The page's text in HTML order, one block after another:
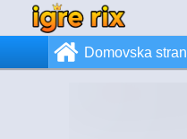
Domovska stran